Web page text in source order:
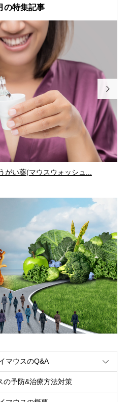
の特集記事
がい薬(マウスウォッシュ...

マウスのQ&A
の予防&治療方法対策